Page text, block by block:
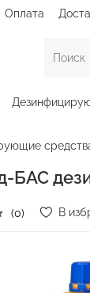
Оплата
БАС
(0) В